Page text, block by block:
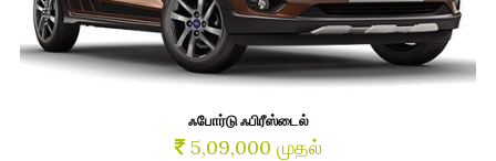
ஃபோர்டு ஃபிரீஸ்டைல்
5,09,000 முதல்